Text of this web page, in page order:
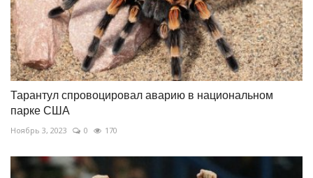
Тарантул спровоцировал аварию в национальном
парке США
Ноябрь 3, 2023 0 170